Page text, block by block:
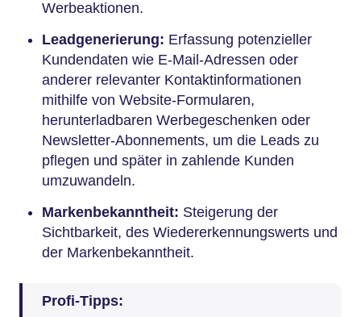
Werbeaktionen.
Leadgenerierung: Erfassung potenzieller
Kundendaten wie E-Mail-Adressen oder
anderer relevanter Kontaktinformationen
mithilfe von Website-Formularen,
herunterladbaren Werbegeschenken oder
Newsletter-Abonnements, um die Leads zu
pflegen und später in zahlende Kunden
umzuwandeln.
Markenbekanntheit: Steigerung der
Sichtbarkeit, des Wiedererkennungswerts und
der Markenbekanntheit.
Profi-Tipps: